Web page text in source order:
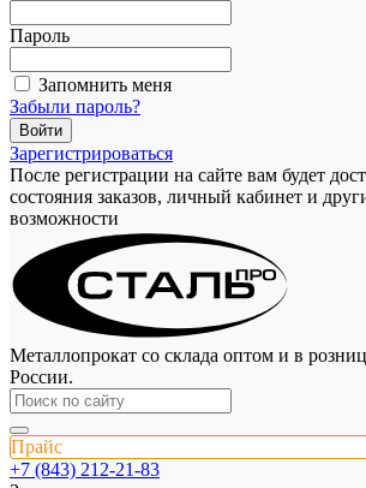
Пароль
Запомнить меня
Забыли пароль?
Зарегистрироваться
После регистрации на сайте вам будет
состояния заказов, личный кабинет и
возможности
Металлопрокат со склада оптом и в
России.
Прайс
+7 (843) 212-21-83